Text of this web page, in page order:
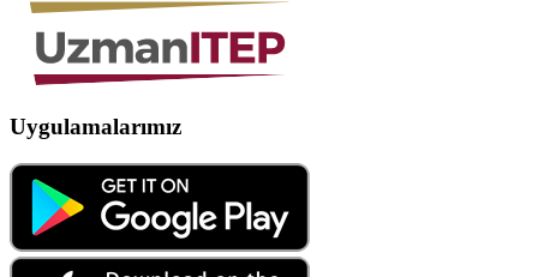
Uygulamalarımız